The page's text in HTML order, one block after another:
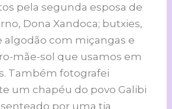
pela segunda esposa de
Dona Xandoca; butxies,
algodão com miçangas e
mãe-sol que usamos em
Também fotografei
um chapéu do povo Galibi
por uma tia